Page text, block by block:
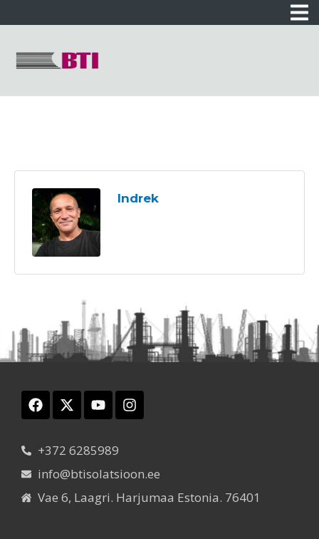
Indrek
+372 6285989
info@btisolatsioon.ee
Vae 6, Laagri. Harjumaa Estonia. 76401